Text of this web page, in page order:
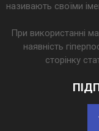
називають своїми
При використанні
наявність
сторінку